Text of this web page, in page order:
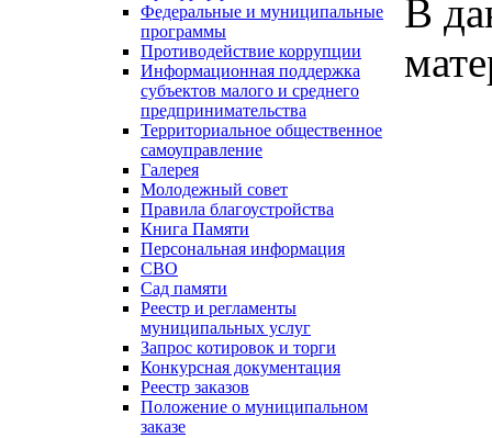
Федеральные и муниципальные
программы
Противодействие коррупции
Информационная поддержка
субъектов малого и среднего
предпринимательства
Территориальное общественное
самоуправление
Галерея
Молодежный совет
Правила благоустройства
Книга Памяти
Персональная информация
СВО
Сад памяти
Реестр и регламенты
муниципальных услуг
Запрос котировок и торги
Конкурсная документация
Реестр заказов
Положение о муниципальном
заказе
В